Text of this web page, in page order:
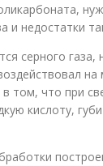
и недостатки
серного газа,
на
том, что при
кислоту,